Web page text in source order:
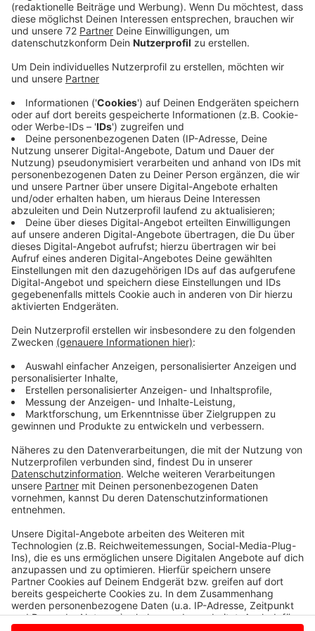
Arbeiten.
Veröffentlicht:Montag, 02.12.2024 15:25
Anzeige
Für die neue Rechenanlage und weitere Arbeiten
liegen mittlerweile Angebote von Firmen vor. Heute
Abend, bei der Aufsichtsratssitzung der
Wirtschaftsbetriebe fallen die Entscheidungen.
Anfang des kommenden Jahres geht es weiter an der
Füchtelner Mühle. Eine Werkstatt in Karlsruhe ist
gerade dabei, die Turbine zu modernisieren. Das große
aber: Spezialbauteile sind nötig und noch ist offen, ob
sie rechtzeitig geliefert werden. Klappt alles, soll der
Einbau im Januar erfolgen. Im März dann, wenn das
Wetter es zulässt, erfolgt der Einbau der
Rechenanlage, die größere Äste, Fische und sperrigen
Abfall auffängt. Dann stehen noch Restarbeiten an.
Der Zeitplan verschiebt sich leicht nach hinten: Die
Wirtschaftsbetriebe gehen davon aus, dass die Anlage
im Spätsommer oder Frühherbst des kommenden
Jahres in Betrieb geht. Für umfangreichere Arbeiten an
der Füchtelner Mühle im Frühjahr, ist es nötig, die
angrenzende Kökelsumer Straße zu sperren. Sobald
das der Fall ist, hören Sie es hier, bei Radio Kiepenkerl.
Anzeige
Anzeige